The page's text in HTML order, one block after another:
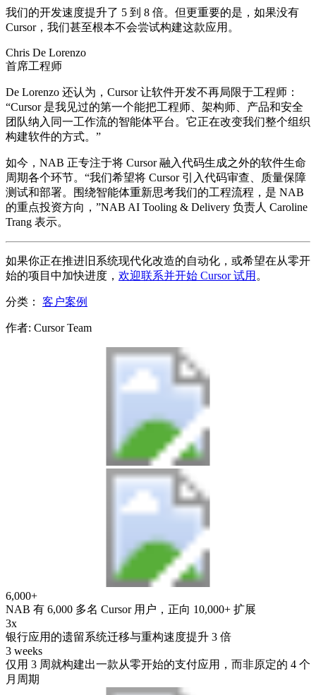
我们的开发速度提升了 5 到 8 倍。但更重要的是，如果没有
Cursor，我们甚至根本不会尝试构建这款应用。
Chris De Lorenzo
首席工程师
De Lorenzo 还认为，Cursor 让软件开发不再局限于工程师：
“Cursor 是我见过的第一个能把工程师、架构师、产品和安全
团队纳入同一工作流的智能体平台。它正在改变我们整个组织
构建软件的方式。”
如今，NAB 正专注于将 Cursor 融入代码生成之外的软件生命
周期各个环节。“我们希望将 Cursor 引入代码审查、质量保障
测试和部署。围绕智能体重新思考我们的工程流程，是 NAB
的重点投资方向，”NAB AI Tooling & Delivery 负责人 Caroline
Trang 表示。
如果你正在推进旧系统现代化改造的自动化，或希望在从零开
始的项目中加快进度， 欢迎联系并开始 Cursor 试用 。
分类： 客户案例
作者: Cursor Team
6,000+
NAB 有 6,000 多名 Cursor 用户，正向 10,000+ 扩展
3x
银行应用的遗留系统迁移与重构速度提升 3 倍
3 weeks
仅用 3 周就构建出一款从零开始的支付应用，而非原定的 4 个
月周期